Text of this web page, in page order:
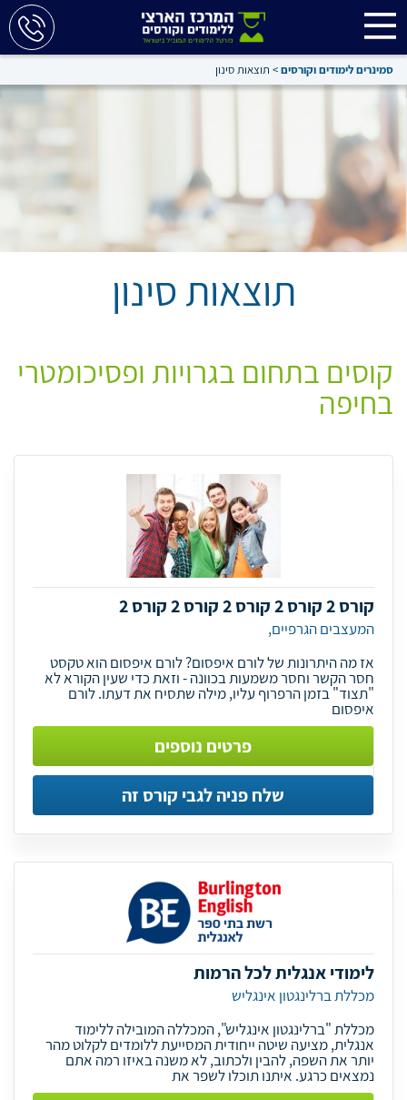
סמינרים לימודים וקורסים> תוצאות סינון
תוצאות סינון
קוסים בתחום בגרויות ופסיכומטרי
בחיפה
קורס 2 קורס 2 קורס 2 קורס 2 קורס 2
המעצבים הגרפיים,
אז מה היתרונות של לורם איפסום? לורם איפסום הוא טקסט
חסר הקשר וחסר משמעות בכוונה - וזאת כדי שעין הקורא לא
"תצוד" בזמן הרפרוף עליו, מילה שתסיח את דעתו. לורם
איפסום
פרטים נוספים
שלח פניה לגבי קורס זה
לימודי אנגלית לכל הרמות
מכללת ברלינגטון אינגליש
מכללת "ברלינגטון אינגליש", המכללה המובילה ללימוד
אנגלית, מציעה שיטה ייחודית המסייעת ללומדים לקלוט מהר
יותר את השפה, להבין ולכתוב, לא משנה באיזו רמה אתם
נמצאים כרגע. איתנו תוכלו לשפר את